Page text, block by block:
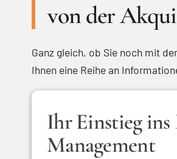
von der
Ganz gleich, ob Sie noch mit
Ihnen eine Reihe an
Ihr Einstieg
Management